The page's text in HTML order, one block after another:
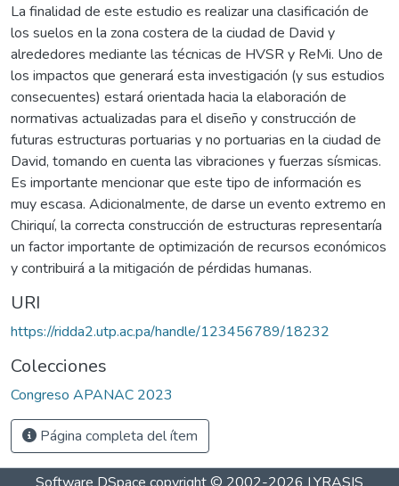
La finalidad de este estudio es realizar una clasificación de
los suelos en la zona costera de la ciudad de David y
alrededores mediante las técnicas de HVSR y ReMi. Uno de
los impactos que generará esta investigación (y sus estudios
consecuentes) estará orientada hacia la elaboración de
normativas actualizadas para el diseño y construcción de
futuras estructuras portuarias y no portuarias en la ciudad de
David, tomando en cuenta las vibraciones y fuerzas sísmicas.
Es importante mencionar que este tipo de información es
muy escasa. Adicionalmente, de darse un evento extremo en
Chiriquí, la correcta construcción de estructuras representaría
un factor importante de optimización de recursos económicos
y contribuirá a la mitigación de pérdidas humanas.
URI
https://ridda2.utp.ac.pa/handle/123456789/18232
Colecciones
Congreso APANAC 2023
Página completa del ítem